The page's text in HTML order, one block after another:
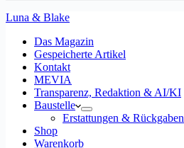
Luna & Blake
Das Magazin
Gespeicherte Artikel
Kontakt
MEVIA
Transparenz, Redaktion & AI/KI
Baustelle
Erstattungen & Rückgaben
Shop
Warenkorb